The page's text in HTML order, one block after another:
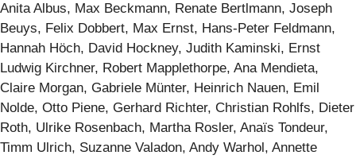
Anita Albus, Max Beckmann, Renate Bertlmann, Joseph
Beuys, Felix Dobbert, Max Ernst, Hans-Peter Feldmann,
Hannah Höch, David Hockney, Judith Kaminski, Ernst
Ludwig Kirchner, Robert Mapplethorpe, Ana Mendieta,
Claire Morgan, Gabriele Münter, Heinrich Nauen, Emil
Nolde, Otto Piene, Gerhard Richter, Christian Rohlfs, Dieter
Roth, Ulrike Rosenbach, Martha Rosler, Anaïs Tondeur,
Timm Ulrich, Suzanne Valadon, Andy Warhol, Annette